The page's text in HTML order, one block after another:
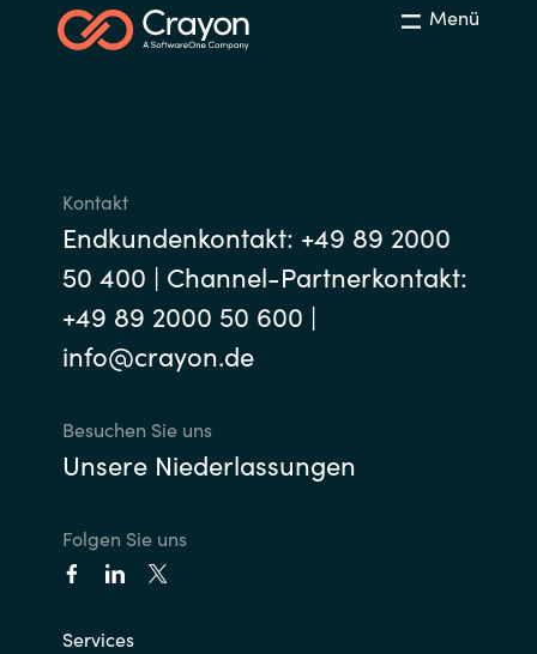
Menü
Kontakt
Endkundenkontakt: +49 89 2000
50 400 | Channel-Partnerkontakt:
+49 89 2000 50 600 |
info@crayon.de
Besuchen Sie uns
Unsere Niederlassungen
Folgen Sie uns
Services